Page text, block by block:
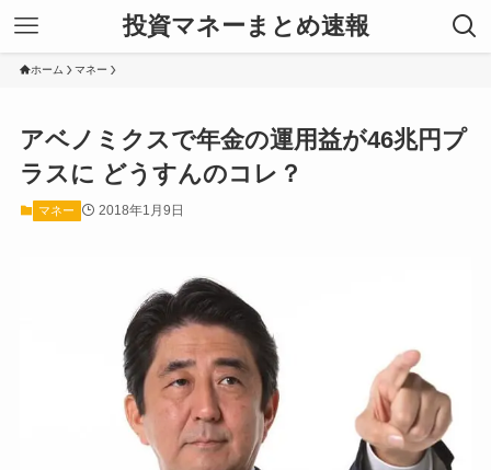
投資マネーまとめ速報
ホーム マネー
アベノミクスで年金の運用益が46兆円プ
ラスに どうすんのコレ？
マネー 2018年1月9日